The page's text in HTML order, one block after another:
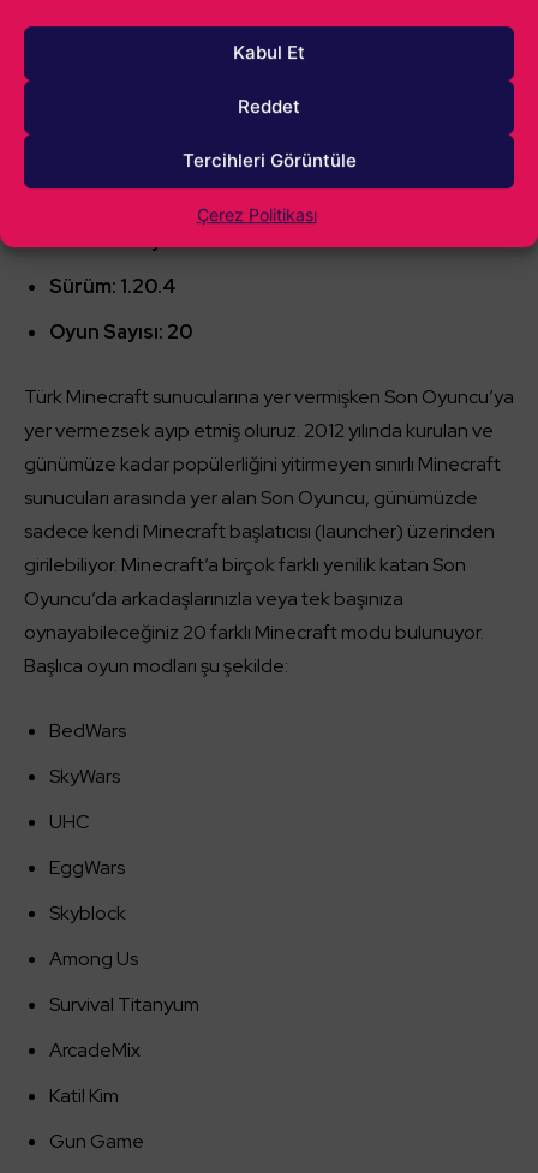
Kabul Et
Reddet
Tercihleri Görüntüle
Çerez Politikası
En Eski Türk Minecraft Sunucusu:
SonOyuncu
Sürüm: 1.20.4
Oyun Sayısı: 20
Türk Minecraft sunucularına yer vermişken Son Oyuncu’ya
yer vermezsek ayıp etmiş oluruz. 2012 yılında kurulan ve
günümüze kadar popülerliğini yitirmeyen sınırlı Minecraft
sunucuları arasında yer alan Son Oyuncu, günümüzde
sadece kendi Minecraft başlatıcısı (launcher) üzerinden
girilebiliyor. Minecraft’a birçok farklı yenilik katan Son
Oyuncu’da arkadaşlarınızla veya tek başınıza
oynayabileceğiniz 20 farklı Minecraft modu bulunuyor.
Başlıca oyun modları şu şekilde:
BedWars
SkyWars
UHC
EggWars
Skyblock
Among Us
Survival Titanyum
ArcadeMix
Katil Kim
Gun Game